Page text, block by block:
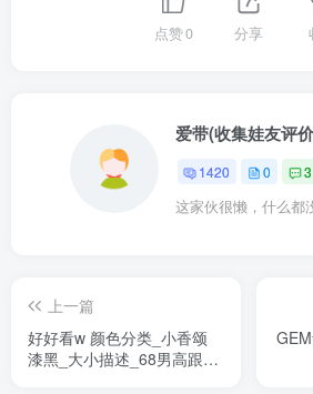
点赞0 分享
爱带(收集娃友评
1420 0 3
这家伙很懒，什么都
上一篇
好好看w 颜色分类_小香颂
漆黑_大小描述_68男高跟脚